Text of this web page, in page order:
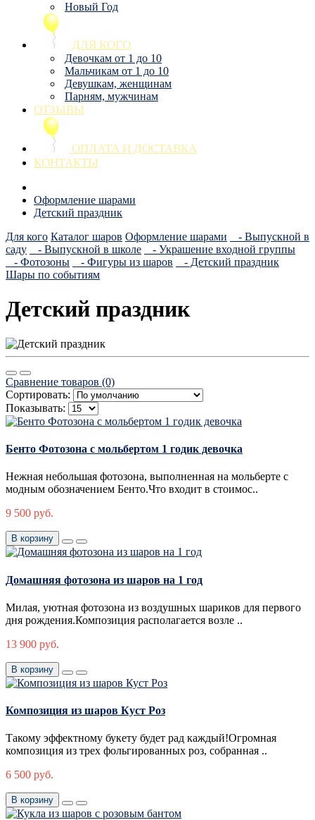
Новый Год
ДЛЯ КОГО
Девочкам от 1 до 10
Мальчикам от 1 до 10
Девушкам, женщинам
Парням, мужчинам
ОТЗЫВЫ
ОПЛАТА И ДОСТАВКА
КОНТАКТЫ
Оформление шарами
Детский праздник
Для кого Каталог шаров Оформление шарами
- Выпускной в
саду
- Выпускной в школе
- Украшение входной группы
- Фотозоны
- Фигуры из шаров
- Детский праздник
Шары по событиям
Детский праздник
Сравнение товаров (0)
Сортировать:
Показывать:
Бенто Фотозона с мольбертом 1 годик девочка
Нежная небольшая фотозона, выполненная на мольберте с
модным обозначением Бенто.Что входит в стоимос..
9 500 руб.
В корзину
Домашняя фотозона из шаров на 1 год
Милая, уютная фотозона из воздушных шариков для первого
дня рождения.Композиция располагается возле ..
13 900 руб.
В корзину
Композиция из шаров Куст Роз
Такому эффектному букету будет рад каждый!Огромная
композиция из трех фольгированных роз, собранная ..
6 500 руб.
В корзину